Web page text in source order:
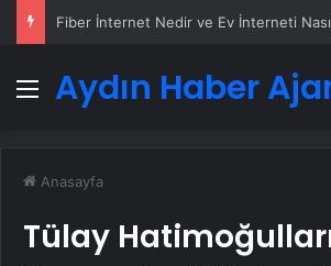
Fiber İnternet Nedir ve Ev İnterneti Nasıl
Menü
Aydın Haber
Anasayfa
Tülay